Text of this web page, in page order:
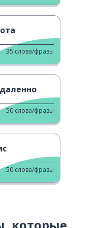
35 слова/фразы
50 слова/фразы
50 слова/фразы
которые